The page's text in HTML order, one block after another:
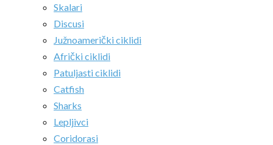
Skalari
Discusi
Južnoamerički ciklidi
Afrički ciklidi
Patuljasti ciklidi
Catfish
Sharks
Lepljivci
Coridorasi